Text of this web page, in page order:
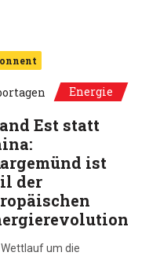
Energie
Est statt
ist
der
Wettlauf um die